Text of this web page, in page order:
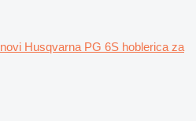
novi Husqvarna PG 6S hoblerica za